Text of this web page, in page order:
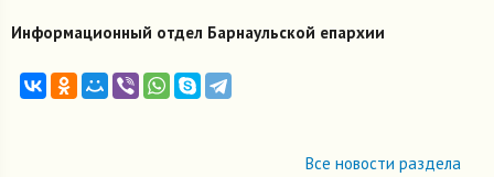
Информационный отдел Барнаульской епархии
Все новости раздела